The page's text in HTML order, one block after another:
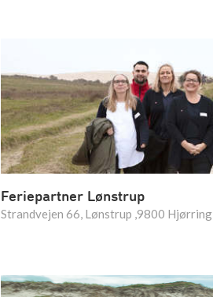
Feriepartner Lønstrup
Strandvejen 66, Lønstrup ,9800 Hjørring